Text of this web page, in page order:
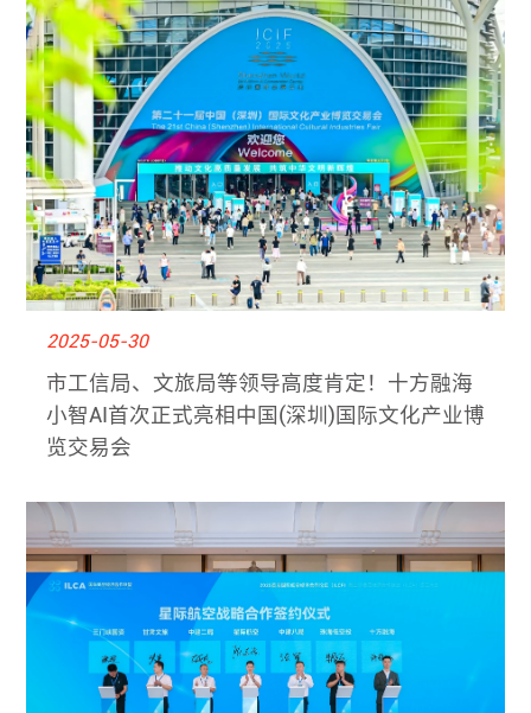
2025-05-30
市工信局、文旅局等领导高度肯定！十方融海
小智AI首次正式亮相中国(深圳)国际文化产业博
览交易会